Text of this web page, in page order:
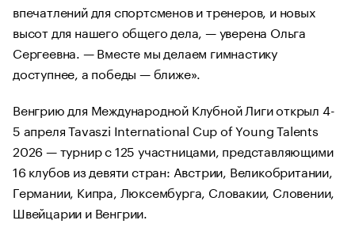
впечатлений для спортсменов и тренеров, и новых
высот для нашего общего дела, — уверена Ольга
Сергеевна. — Вместе мы делаем гимнастику
доступнее, а победы — ближе».
Венгрию для Международной Клубной Лиги открыл 4-
5 апреля Tavaszi International Cup of Young Talents
2026 — турнир с 125 участницами, представляющими
16 клубов из девяти стран: Австрии, Великобритании,
Германии, Кипра, Люксембурга, Словакии, Словении,
Швейцарии и Венгрии.